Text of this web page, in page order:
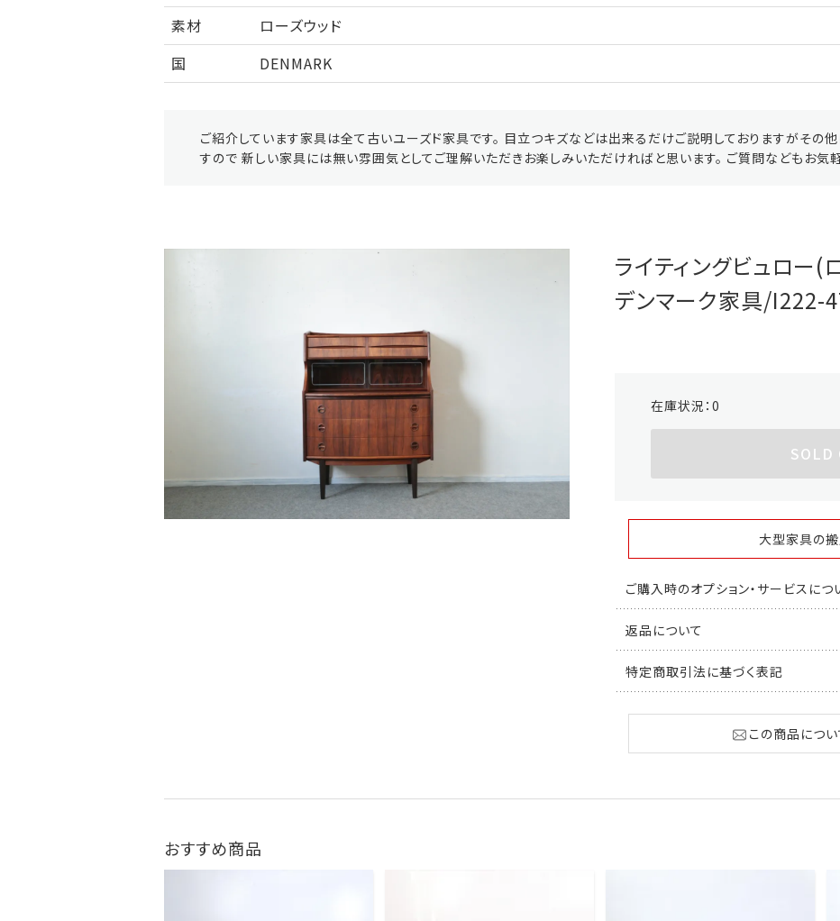
素材
ローズウッド
国
DENMARK
ご紹介しています家具は全て古いユーズド家具です。 目立つキズなどは出来るだけご説明しておりますがその
すので 新しい家具には無い雰囲気としてご理解いただきお楽しみいただければと思います。 ご質問などもお気軽
ライティングビュロー(
デンマーク家具/I222-
在庫状況： 0
SOLD
大型家具の
ご購入時のオプション・サービスにつ
返品について
特定商取引法に基づく表記
この商品につ
おすすめ商品